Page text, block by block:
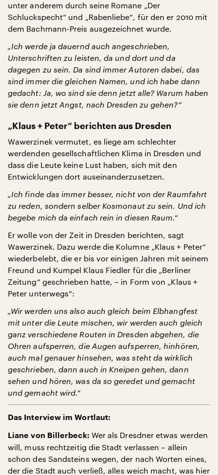
unter anderem durch seine Romane „Der
Schluckspecht“ und „Rabenliebe“, für den er 2010 mit
dem Bachmann-Preis ausgezeichnet wurde.
„Ich werde ja dauernd auch angeschrieben,
Unterschriften zu leisten, da und dort und da
dagegen zu sein. Da sind immer Autoren dabei, das
sind immer die gleichen Namen, und ich habe dann
gedacht: Ja, wo sind sie denn jetzt alle? Warum haben
sie denn jetzt Angst, nach Dresden zu gehen?“
„Klaus + Peter“ berichten aus Dresden
Wawerzinek vermutet, es liege am schlechter
werdenden gesellschaftlichen Klima in Dresden und
dass die Leute keine Lust haben, sich mit den
Entwicklungen dort auseinanderzusetzen.
„Ich finde das immer besser, nicht von der Raumfahrt
zu reden, sondern selber Kosmonaut zu sein. Und ich
begebe mich da einfach rein in diesen Raum.“
Er wolle von der Zeit in Dresden berichten, sagt
Wawerzinek. Dazu werde die Kolumne „Klaus + Peter“
wiederbelebt, die er bis vor einigen Jahren mit seinem
Freund und Kumpel Klaus Fiedler für die „Berliner
Zeitung“ geschrieben hatte, – in Form von „Klaus +
Peter unterwegs“:
„Wir werden uns also auch gleich beim Elbhangfest
mit unter die Leute mischen, wir werden auch gleich
ganz verschiedene Routen in Dresden abgehen, die
Ohren aufsperren, die Augen aufsperren, hinhören,
auch mal genauer hinsehen, was steht da wirklich
geschrieben, dann auch in Kneipen gehen, dann
sehen und hören, was da so geredet und gemacht
und gemacht wird.“
Das Interview im Wortlaut:
Liane von Billerbeck: Wer als Dresdner etwas werden
will, muss rechtzeitig die Stadt verlassen – allein
schon des Sandsteins wegen, der nach Worten eines,
der die Stadt auch verließ, alles weich macht, was hier